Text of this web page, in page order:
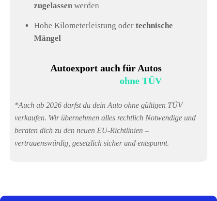
zugelassen werden
Hohe Kilometerleistung oder technische
Mängel
Autoexport auch für Autos
ohne TÜV
*Auch ab 2026 darfst du dein Auto ohne gültigen TÜV
verkaufen. Wir übernehmen alles rechtlich Notwendige und
beraten dich zu den neuen EU-Richtlinien –
vertrauenswürdig, gesetzlich sicher und entspannt.